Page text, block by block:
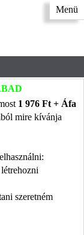
Menü
1 976 Ft + Áfa
mire kívánja
szeretném